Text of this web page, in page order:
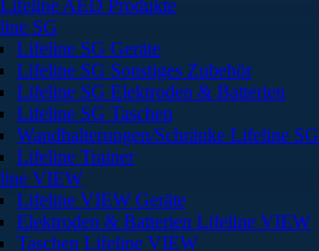
AED Produkte
SG
Lifeline SG Geräte
Lifeline SG Sonstiges Zubehör
Lifeline SG Elektroden & Batterien
Lifeline SG Taschen
Wandhalterungen/Schränke Lifeline SG
Lifeline Trainer
VIEW
Lifeline VIEW Geräte
Elektroden & Batterien Lifeline VIEW
Taschen Lifeline VIEW